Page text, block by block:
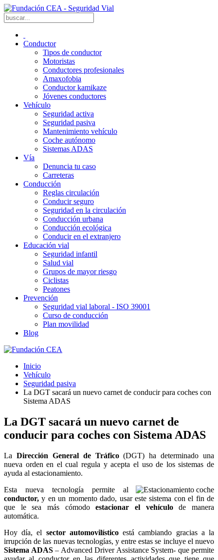
Conductor
Tipos de conductor
Motoristas
Conductores profesionales
Amaxofobia
Conductor kamikaze
Jóvenes conductores
Vehículo
Seguridad activa
Seguridad pasiva
Mantenimiento vehículo
Coche autónomo
Sistemas ADAS
Vía
Denuncia tu caso
Carreteras
Conducción
Reglas circulación
Conducir seguro
Seguridad en la circulación
Conducción urbana
Conducción ecológica
Conducir en el extranjero
Educación vial
Seguridad infantil
Salud vial
Grupos de mayor riesgo
Ciclistas
Peatones
Prevención
Seguridad vial laboral - ISO 39001
Curso de conducción
Plan movilidad
Blog
Inicio
Vehículo
Seguridad pasiva
La DGT sacará un nuevo carnet de conducir para coches con
Sistema ADAS
La DGT sacará un nuevo carnet de
conducir para coches con Sistema ADAS
La Dirección General de Tráfico(DGT) ha determinado una
nueva orden en el cual regula y acepta el uso de los sistemas de
ayuda al estacionamiento.
Esta nueva tecnología permite al
conductor, y en un momento dado, usar este sistema con el fin de
que le sea más cómodoestacionar el vehículode manera
automática.
Hoy día, el sector automovilísticoestá cambiando gracias a la
irrupción de las nuevas tecnologías, y entre estas se incluye el nuevo
Sistema ADAS– Advanced Driver Assistance System- que permite